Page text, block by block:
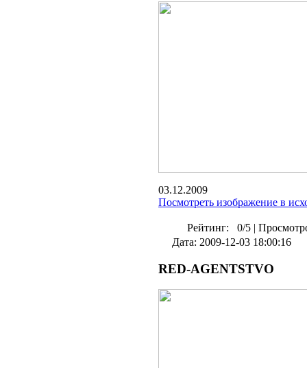
03.12.2009
Посмотреть изображение в
Рейтинг: 0/5 |
Дата: 2009-12-03 18:00:16
RED-AGENTSTVO